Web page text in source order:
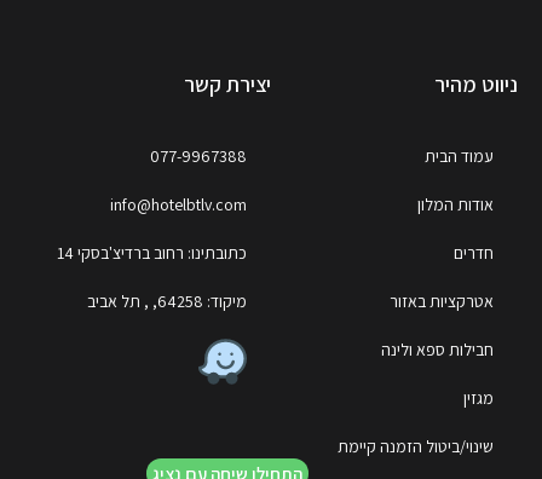
התחילו שיחה עם נציג
ניווט מהיר
עמוד הבית
אודות המלון
חדרים
אטרקציות באזור
חבילות ספא ולינה
מגזין
שינוי/ביטול הזמנה קיימת
יצירת קשר
077-9967388
info@hotelbtlv.com
כתובתינו: רחוב ברדיצ'בסקי 14
מיקוד: 64258, , תל אביב